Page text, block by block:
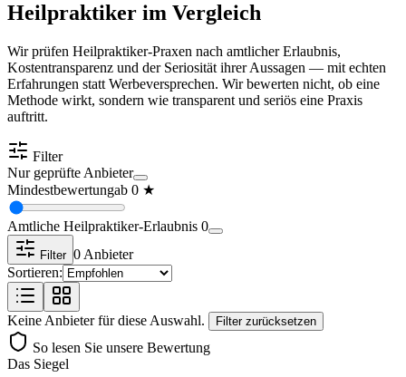
Heilpraktiker im Vergleich
Wir prüfen Heilpraktiker-Praxen nach amtlicher Erlaubnis,
Kostentransparenz und der Seriosität ihrer Aussagen — mit echten
Erfahrungen statt Werbeversprechen. Wir bewerten nicht, ob eine
Methode wirkt, sondern wie transparent und seriös eine Praxis
auftritt.
Filter
Nur geprüfte Anbieter
Mindestbewertungab 0 ★
Amtliche Heilpraktiker-Erlaubnis 0
Filter 0 Anbieter
Sortieren:
Keine Anbieter für diese Auswahl. Filter zurücksetzen
So lesen Sie unsere Bewertung
Das Siegel